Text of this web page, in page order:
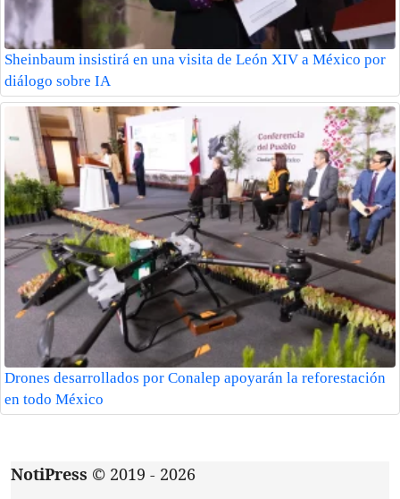
Sheinbaum insistirá en una visita de León XIV a México por
diálogo sobre IA
Drones desarrollados por Conalep apoyarán la reforestación
en todo México
NotiPress © 2019 - 2026